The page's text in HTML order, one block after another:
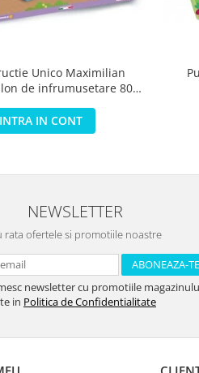
Unico Maximilian
de infrumusetare 80
INTRA IN CONT
NEWSLETTER
rata ofertele si promotiile noastre
newsletter cu promotiile
in Politica de Confidentialitate